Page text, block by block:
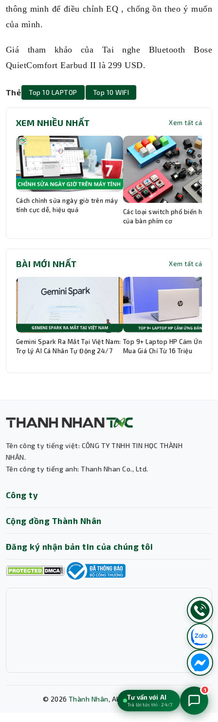
thông minh để điều chỉnh EQ , chống ồn theo ý muốn
của mình.
Giá tham khảo của Tai nghe Bluetooth Bose
QuietComfort Earbud II là 299 USD.
Thẻ Top 10 LAPTOP Top 10 WIFI
XEM NHIỀU NHẤT Xem tất cả
Cách chỉnh sửa ngày giờ trên máy
tính cực dễ, hiệu quả
Các loại switch phổ biến hiện
của bàn phím cơ
BÀI MỚI NHẤT Xem tất cả
Gemini Spark Ra Mắt Tại Việt Nam:
Trợ Lý AI Cá Nhân Tự Động 24/7
Top 9+ Laptop HP Cảm Ứng
Mua Giá Chỉ Từ 16 Triệu
Tên công ty tiếng việt: CÔNG TY TNHH TIN HỌC THÀNH
NHÂN.
Tên công ty tiếng anh: Thanh Nhan Co., Ltd.
Công ty
Cộng đồng Thành Nhân
Đăng ký nhận bản tin của chúng tôi
© 2026 Thành Nhân, All rights reserved.
Tư vấn với AI
Trả lời tức thì · 24/7
1